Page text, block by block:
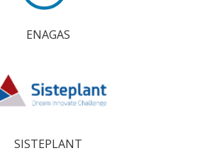
ENAGAS
SISTEPLANT